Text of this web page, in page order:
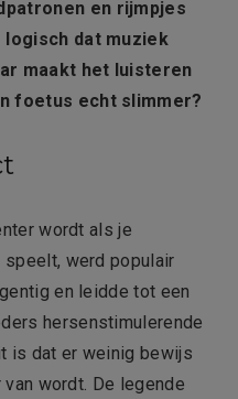
en rijmpjes
logisch dat muziek
maakt het luisteren
foetus echt slimmer?
wordt als je
werd populair
en leidde tot een
hersenstimulerende
is dat er weinig bewijs
wordt. De legende